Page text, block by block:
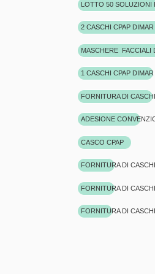
LOTTO 50 SOLUZIONI
2 CASCHI CPAP DIMAR
MASCHERE FACCIALI
1 CASCHI CPAP DIMAR
FORNITURA DI
ADESIONE
CASCO CPAP
FORNITURA DI
FORNITURA DI
FORNITURA DI